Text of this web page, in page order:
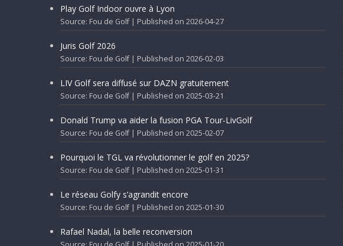
Play Golf Indoor ouvre à Lyon
Source: Fou de Golf Published on 2026-04-27
Juris Golf 2026
Source: Fou de Golf Published on 2026-02-03
LIV Golf sera diffusé sur DAZN gratuitement
Source: Fou de Golf Published on 2025-03-21
Donald Trump va aider la fusion PGA Tour-LivGolf
Source: Fou de Golf Published on 2025-02-07
Pourquoi le TGL va révolutionner le golf en 2025?
Source: Fou de Golf Published on 2025-01-31
Le réseau Golfy s’agrandit encore
Source: Fou de Golf Published on 2025-01-30
Rafael Nadal, la belle reconversion